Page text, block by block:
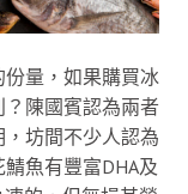
量，如果購買冰
陳國賓認為兩者
坊間不少人認為
魚有豐富DHA及